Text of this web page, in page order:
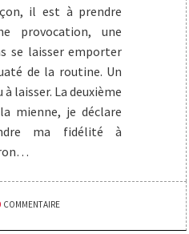
il est à prendre
provocation, une
se laisser emporter
de la routine. Un
laisser. La deuxième
mienne, je déclare
ma fidélité à
COMMENTAIRE